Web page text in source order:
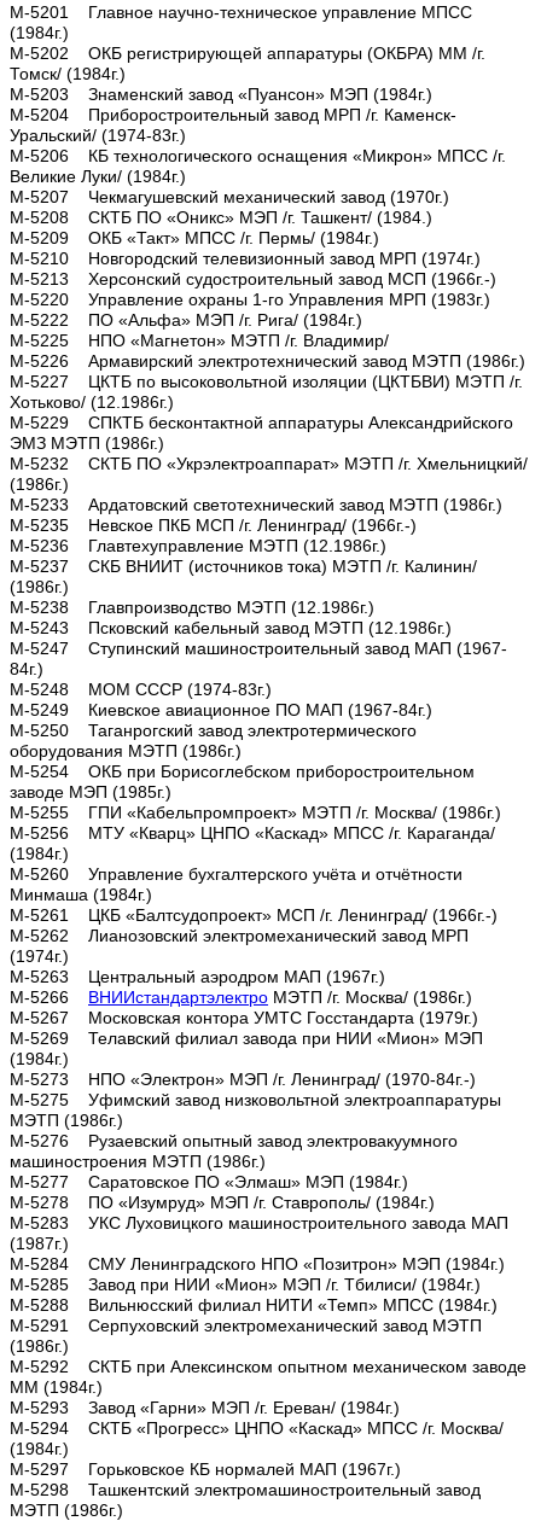
М-5201 Главное научно-техническое управление МПСС
(1984г.)
М-5202 ОКБ регистрирующей аппаратуры (ОКБРА) ММ /г.
Томск/ (1984г.)
М-5203 Знаменский завод «Пуансон» МЭП (1984г.)
М-5204 Приборостроительный завод МРП /г. Каменск-
Уральский/ (1974-83г.)
М-5206 КБ технологического оснащения «Микрон» МПСС /г.
Великие Луки/ (1984г.)
М-5207 Чекмагушевский механический завод (1970г.)
М-5208 СКТБ ПО «Оникс» МЭП /г. Ташкент/ (1984.)
М-5209 ОКБ «Такт» МПСС /г. Пермь/ (1984г.)
М-5210 Новгородский телевизионный завод МРП (1974г.)
М-5213 Херсонский судостроительный завод МСП (1966г.-)
М-5220 Управление охраны 1-го Управления МРП (1983г.)
М-5222 ПО «Альфа» МЭП /г. Рига/ (1984г.)
М-5225 НПО «Магнетон» МЭТП /г. Владимир/
М-5226 Армавирский электротехнический завод МЭТП (1986г.)
М-5227 ЦКТБ по высоковольтной изоляции (ЦКТБВИ) МЭТП /г.
Хотьково/ (12.1986г.)
М-5229 СПКТБ бесконтактной аппаратуры Александрийского
ЭМЗ МЭТП (1986г.)
М-5232 СКТБ ПО «Укрэлектроаппарат» МЭТП /г. Хмельницкий/
(1986г.)
М-5233 Ардатовский светотехнический завод МЭТП (1986г.)
М-5235 Невское ПКБ МСП /г. Ленинград/ (1966г.-)
М-5236 Главтехуправление МЭТП (12.1986г.)
М-5237 СКБ ВНИИТ (источников тока) МЭТП /г. Калинин/
(1986г.)
М-5238 Главпроизводство МЭТП (12.1986г.)
М-5243 Псковский кабельный завод МЭТП (12.1986г.)
М-5247 Ступинский машиностроительный завод МАП (1967-
84г.)
М-5248 МОМ СССР (1974-83г.)
М-5249 Киевское авиационное ПО МАП (1967-84г.)
М-5250 Таганрогский завод электротермического
оборудования МЭТП (1986г.)
М-5254 ОКБ при Борисоглебском приборостроительном
заводе МЭП (1985г.)
М-5255 ГПИ «Кабельпромпроект» МЭТП /г. Москва/ (1986г.)
М-5256 МТУ «Кварц» ЦНПО «Каскад» МПСС /г. Караганда/
(1984г.)
М-5260 Управление бухгалтерского учёта и отчётности
Минмаша (1984г.)
М-5261 ЦКБ «Балтсудопроект» МСП /г. Ленинград/ (1966г.-)
М-5262 Лианозовский электромеханический завод МРП
(1974г.)
М-5263 Центральный аэродром МАП (1967г.)
М-5266 ВНИИстандартэлектро МЭТП /г. Москва/ (1986г.)
М-5267 Московская контора УМТС Госстандарта (1979г.)
М-5269 Телавский филиал завода при НИИ «Мион» МЭП
(1984г.)
М-5273 НПО «Электрон» МЭП /г. Ленинград/ (1970-84г.-)
М-5275 Уфимский завод низковольтной электроаппаратуры
МЭТП (1986г.)
М-5276 Рузаевский опытный завод электровакуумного
машиностроения МЭТП (1986г.)
М-5277 Саратовское ПО «Элмаш» МЭП (1984г.)
М-5278 ПО «Изумруд» МЭП /г. Ставрополь/ (1984г.)
М-5283 УКС Луховицкого машиностроительного завода МАП
(1987г.)
М-5284 СМУ Ленинградского НПО «Позитрон» МЭП (1984г.)
М-5285 Завод при НИИ «Мион» МЭП /г. Тбилиси/ (1984г.)
М-5288 Вильнюсский филиал НИТИ «Темп» МПСС (1984г.)
М-5291 Серпуховский электромеханический завод МЭТП
(1986г.)
М-5292 СКТБ при Алексинском опытном механическом заводе
ММ (1984г.)
М-5293 Завод «Гарни» МЭП /г. Ереван/ (1984г.)
М-5294 СКТБ «Прогресс» ЦНПО «Каскад» МПСС /г. Москва/
(1984г.)
М-5297 Горьковское КБ нормалей МАП (1967г.)
М-5298 Ташкентский электромашиностроительный завод
МЭТП (1986г.)